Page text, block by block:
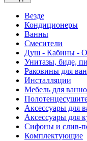
Везде
Кондиционеры
Ванны
Смесители
Душ - Кабины -
Унитазы, биде,
Раковины для
Инсталляции
Мебель для
Аксессуары для
Аксессуары для
Сифоны и слив-
Комплектующие